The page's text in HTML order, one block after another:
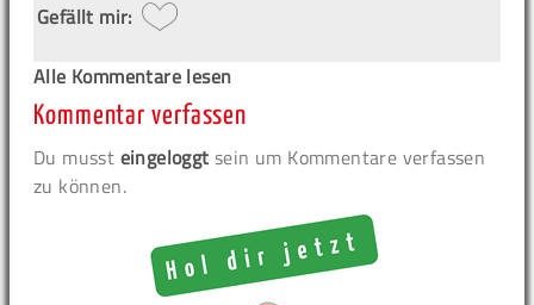
Gefällt mir:
Alle Kommentare lesen
Kommentar verfassen
Du musst eingeloggt sein um Kommentare verfassen
zu können.